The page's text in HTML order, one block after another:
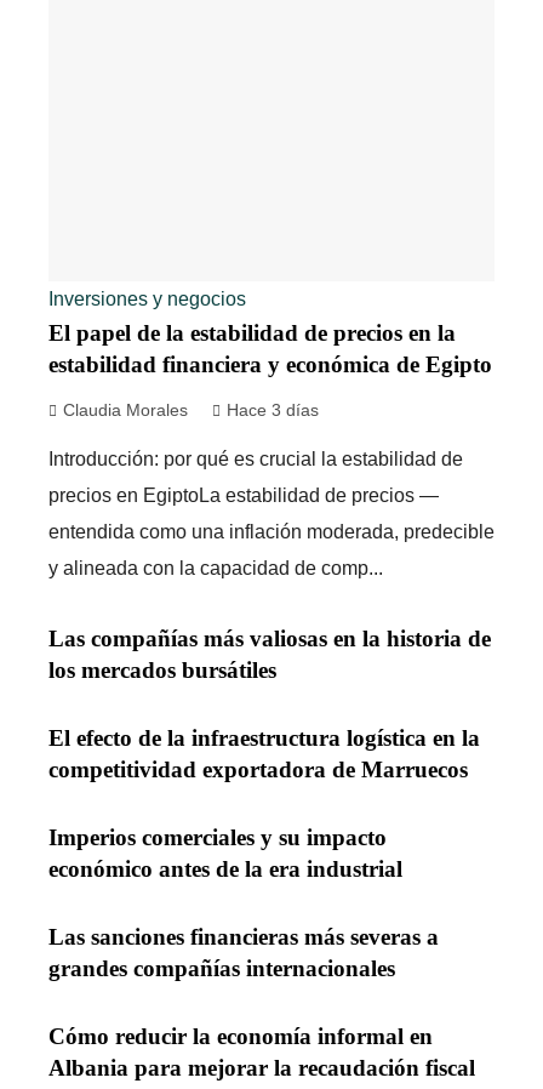
Inversiones y negocios
El papel de la estabilidad de precios en la
estabilidad financiera y económica de Egipto
Claudia Morales Hace 3 días
Introducción: por qué es crucial la estabilidad de
precios en EgiptoLa estabilidad de precios —
entendida como una inflación moderada, predecible
y alineada con la capacidad de comp...
Las compañías más valiosas en la historia de
los mercados bursátiles
El efecto de la infraestructura logística en la
competitividad exportadora de Marruecos
Imperios comerciales y su impacto
económico antes de la era industrial
Las sanciones financieras más severas a
grandes compañías internacionales
Cómo reducir la economía informal en
Albania para mejorar la recaudación fiscal